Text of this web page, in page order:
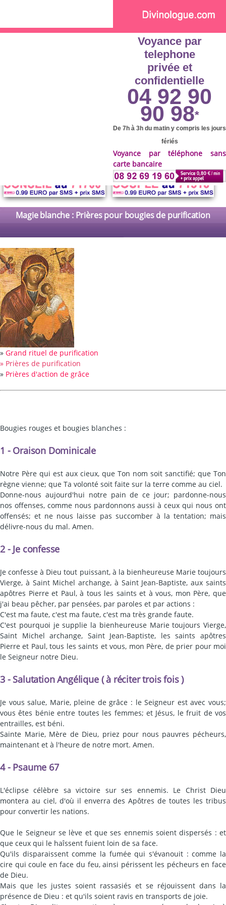
Voyance par
telephone
privée et
confidentielle
04 92 90
90 98*
De 7h à 3h du matin y compris les jours
fériés
Voyance par téléphone sans
carte bancaire
Magie blanche : Prières pour bougies de purification
» Grand rituel de purification
» Prières de purification
» Prières d'action de grâce
Bougies rouges et bougies blanches :
1 - Oraison Dominicale
Notre Père qui est aux cieux, que Ton nom soit sanctifié; que Ton
règne vienne; que Ta volonté soit faite sur la terre comme au ciel.
Donne-nous aujourd'hui notre pain de ce jour; pardonne-nous
nos offenses, comme nous pardonnons aussi à ceux qui nous ont
offensés; et ne nous laisse pas succomber à la tentation; mais
délivre-nous du mal. Amen.
2 - Je confesse
Je confesse à Dieu tout puissant, à la bienheureuse Marie toujours
Vierge, à Saint Michel archange, à Saint Jean-Baptiste, aux saints
apôtres Pierre et Paul, à tous les saints et à vous, mon Père, que
j'ai beau pêcher, par pensées, par paroles et par actions :
C'est ma faute, c'est ma faute, c'est ma très grande faute.
C'est pourquoi je supplie la bienheureuse Marie toujours Vierge,
Saint Michel archange, Saint Jean-Baptiste, les saints apôtres
Pierre et Paul, tous les saints et vous, mon Père, de prier pour moi
le Seigneur notre Dieu.
3 - Salutation Angélique ( à réciter trois fois )
Je vous salue, Marie, pleine de grâce : le Seigneur est avec vous;
vous êtes bénie entre toutes les femmes; et Jésus, le fruit de vos
entrailles, est béni.
Sainte Marie, Mère de Dieu, priez pour nous pauvres pécheurs,
maintenant et à l'heure de notre mort. Amen.
4 - Psaume 67
L'éclipse célèbre sa victoire sur ses ennemis. Le Christ Dieu
montera au ciel, d'où il enverra des Apôtres de toutes les tribus
pour convertir les nations.
Que le Seigneur se lève et que ses ennemis soient dispersés : et
que ceux qui le haîssent fuient loin de sa face.
Qu'ils disparaissent comme la fumée qui s'évanouit : comme la
cire qui coule en face du feu, ainsi périssent les pécheurs en face
de Dieu.
Mais que les justes soient rassasiés et se réjouissent dans la
présence de Dieu : et qu'ils soient ravis en transports de joie.